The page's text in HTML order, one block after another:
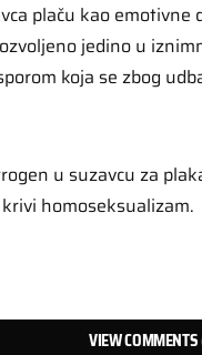
plaču kao emotivne
jedino u
koja se zbog
u suzavcu za
homoseksualizam.
VIEW